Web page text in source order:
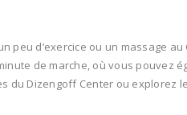
peu d’exercice ou un massage
de marche, où vous pouvez
du Dizengoff Center ou explorez